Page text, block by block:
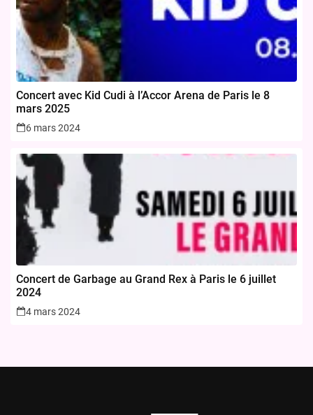
Concert avec Kid Cudi à l’Accor Arena de Paris le 8
mars 2025
6 mars 2024
Concert de Garbage au Grand Rex à Paris le 6 juillet
2024
4 mars 2024